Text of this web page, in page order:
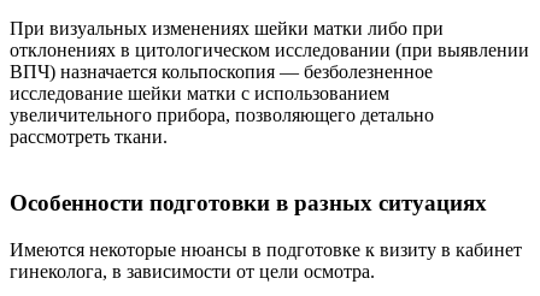
При визуальных изменениях шейки матки либо при
отклонениях в цитологическом исследовании (при выявлении
ВПЧ) назначается кольпоскопия — безболезненное
исследование шейки матки с использованием
увеличительного прибора, позволяющего детально
рассмотреть ткани.
Особенности подготовки в разных ситуациях
Имеются некоторые нюансы в подготовке к визиту в кабинет
гинеколога, в зависимости от цели осмотра.